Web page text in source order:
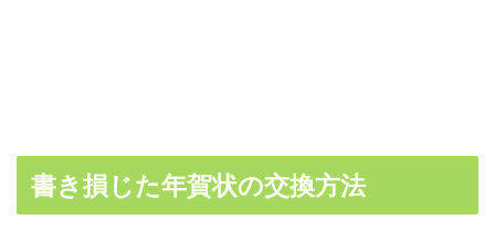
書き損じた年賀状の交換方法